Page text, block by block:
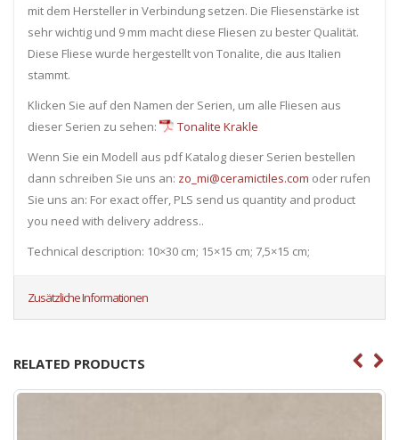
mit dem Hersteller in Verbindung setzen. Die Fliesenstärke ist
sehr wichtig und 9 mm macht diese Fliesen zu bester Qualität.
Diese Fliese wurde hergestellt von Tonalite, die aus Italien
stammt.
Klicken Sie auf den Namen der Serien, um alle Fliesen ​​aus
dieser Serien zu sehen:
Tonalite Krakle
Wenn Sie ein Modell aus pdf Katalog dieser Serien bestellen
dann schreiben Sie uns an: zo_mi@ceramictiles.com oder rufen
Sie uns an: For exact offer, PLS send us quantity and product
you need with delivery address..
Technical description: 10×30 cm; 15×15 cm; 7,5×15 cm;
Zusätzliche Informationen
RELATED PRODUCTS